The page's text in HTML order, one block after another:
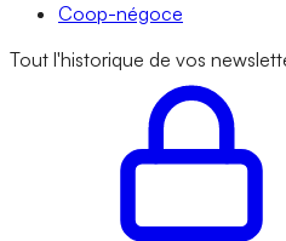
Coop-négoce
Tout l'historique de vos